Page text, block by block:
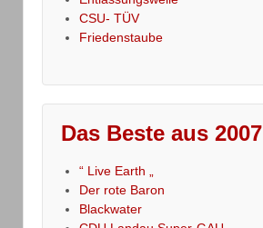
CSU- TÜV
Friedenstaube
Das Beste aus 2007
“ Live Earth „
Der rote Baron
Blackwater